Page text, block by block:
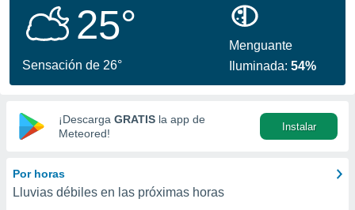
que se
calidad.
a este
las
y
digital
basada
25°
Sensación de 26°
Menguante
Iluminada:54%
¡Descarga GRATIS la app de
Meteored!
Instalar
Por horas
Lluvias débiles en las próximas horas